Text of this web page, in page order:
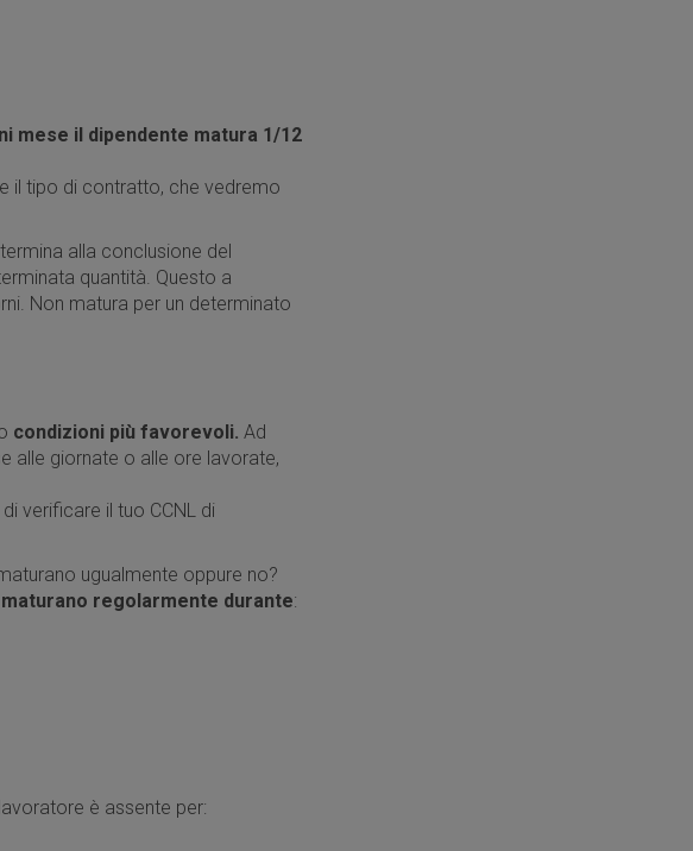
mese il dipendente matura 1/12
il tipo di contratto, che vedremo
alla conclusione del
quantità. Questo a
Non matura per un determinato
condizioni più favorevoli. Ad
alle giornate o alle ore lavorate,
verificare il tuo CCNL di
ugualmente oppure no?
regolarmente durante:
è assente per: